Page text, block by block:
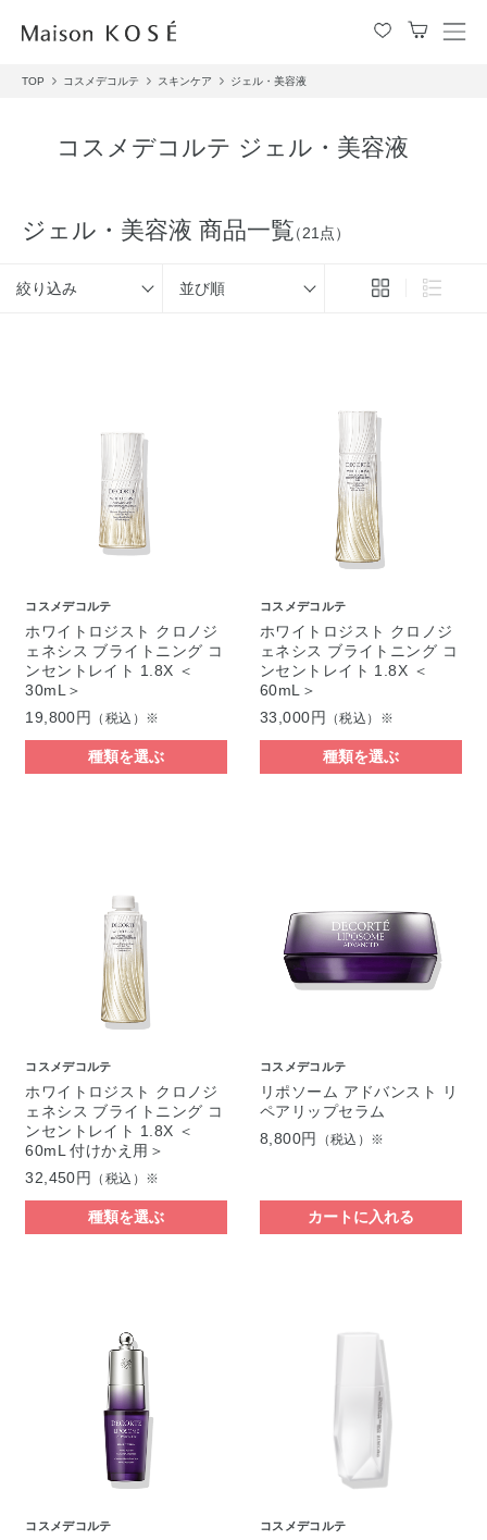
メ
TOP コスメデコルテ スキンケア ジェル・美容液
コスメデコルテ ジェル・美容液
ジェル・美容液 商品一覧（21点）
絞り込み 並び順
コスメデコルテ
ホワイトロジスト クロノジ
ェネシス ブライトニング コ
ンセントレイト 1.8X ＜
30mL＞
19,800円
（税込）※
種類を選ぶ
コスメデコルテ
ホワイトロジスト クロノジ
ェネシス ブライトニング コ
ンセントレイト 1.8X ＜
60mL＞
33,000円
（税込）※
種類を選ぶ
コスメデコルテ
ホワイトロジスト クロノジ
ェネシス ブライトニング コ
ンセントレイト 1.8X ＜
60mL 付けかえ用＞
32,450円 （税込）※
種類を選ぶ
コスメデコルテ
リポソーム アドバンスト リ
ペアリップセラム
8,800円
（税込）※
カートに入れる
コスメデコルテ コスメデコルテ